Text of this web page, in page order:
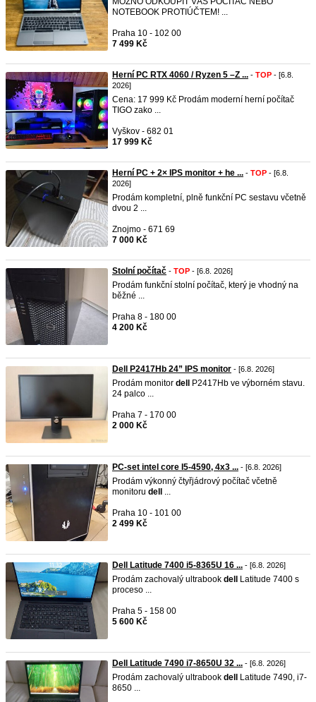
NOTEBOOK PROTIÚČTEM! ...
Praha 10 - 102 00
7 499 Kč
Herní PC RTX 4060 / Ryzen 5 –Z ... - TOP - [6.8.
2026]
Cena: 17 999 Kč Prodám moderní herní počítač
TIGO zako ...
Vyškov - 682 01
17 999 Kč
Herní PC + 2× IPS monitor + he ... - TOP - [6.8.
2026]
Prodám kompletní, plně funkční PC sestavu včetně
dvou 2 ...
Znojmo - 671 69
7 000 Kč
Stolní počítač - TOP - [6.8. 2026]
Prodám funkční stolní počítač, který je vhodný na
běžné ...
Praha 8 - 180 00
4 200 Kč
Dell P2417Hb 24” IPS monitor - [6.8. 2026]
Prodám monitor dell
P2417Hb ve výborném stavu.
24 palco ...
Praha 7 - 170 00
2 000 Kč
PC-set intel core I5-4590, 4x3 ... - [6.8. 2026]
Prodám výkonný čtyřjádrový počítač včetně
monitoru dell ...
Praha 10 - 101 00
2 499 Kč
Dell Latitude 7400 i5-8365U 16 ... - [6.8. 2026]
Prodám zachovalý ultrabook dell
Latitude 7400 s
proceso ...
Praha 5 - 158 00
5 600 Kč
Dell Latitude 7490 i7-8650U 32 ... - [6.8. 2026]
Prodám zachovalý ultrabook dell
Latitude 7490, i7-
8650 ...